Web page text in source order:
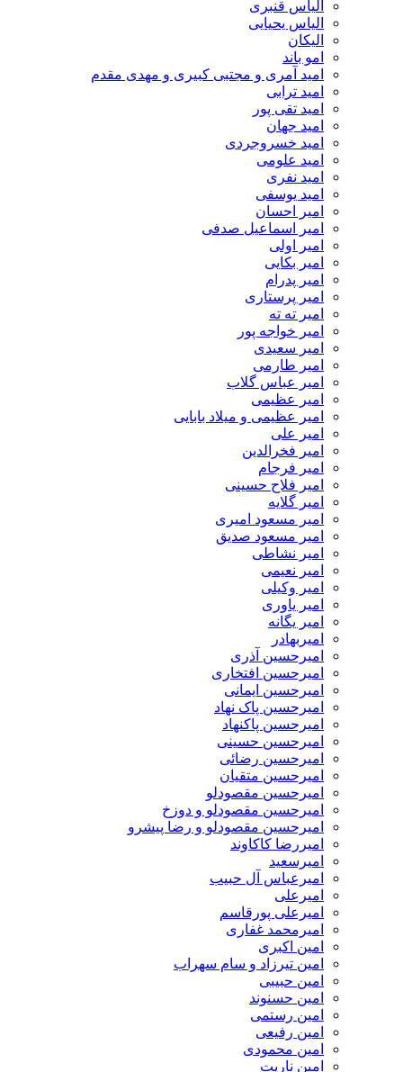
الیاس قنبرى
الیاس یحیایی
امو باند
امید آمری و مجتبی کبیری و مهدى مقدم
امید ترابی
امید تقی پور
امید جهان
امید خسروجردی
امید علومی
امید نفری
امید یوسفی
امیر احسان
امیر اسماعیل صدفی
امیر اولی
امیر بکایی
امیر پدرام
امیر پرستاری
امیر ته ته
امیر خواجه پور
امیر سعیدی
امیر طارمی
امیر عباس گلاب
امیر عظیمی
امیر عظیمی و میلاد بابایی
امیر علی
امیر فخرالدین
امیر فرجام
امیر فلاح حسینی
امیر گلایه
امیر مسعود امیری
امیر مسعود صدیق
امیر نشاطی
امیر نعیمی
امیر وکیلی
امیر یاوری
امیر یگانه
امیربهادر
امیرحسین آذری
امیرحسین افتخاری
امیرحسین ایمانی
امیرحسین پاک نهاد
امیرحسین پاکنهاد
امیرحسین حسینی
امیرحسین رضائی
امیرحسین متقیان
امیرحسین مقصودلو
امیرحسین مقصودلو و دوزخ
امیرحسین مقصودلو و رضا پیشرو
امیررضا کاکاوند
امیرسعید
امیرعباس آل حبیب
امیرعلی
امیرعلی پورقاسم
امیرمحمد غفاری
امین اکبری
امین تیرزاد و سام سهراب
امین حبیبی
امین حسنوند
امین رستمی
امین رفیعی
امین محمودی
امین ناریت